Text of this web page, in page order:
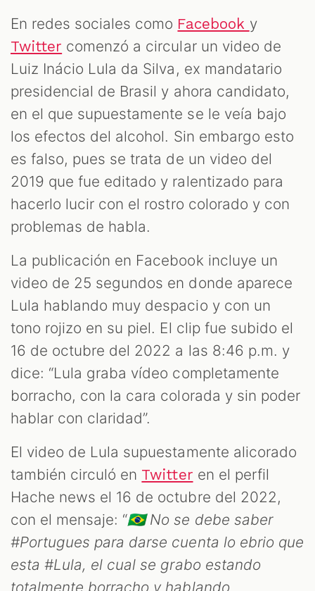
En redes sociales como Facebook y
Twitter comenzó a circular un video de
Luiz Inácio Lula da Silva, ex mandatario
presidencial de Brasil y ahora candidato,
en el que supuestamente se le veía bajo
los efectos del alcohol. Sin embargo esto
es falso, pues se trata de un video del
2019 que fue editado y ralentizado para
hacerlo lucir con el rostro colorado y con
problemas de habla.
La publicación en Facebook incluye un
video de 25 segundos en donde aparece
Lula hablando muy despacio y con un
tono rojizo en su piel. El clip fue subido el
16 de octubre del 2022 a las 8:46 p.m. y
dice: “Lula graba vídeo completamente
borracho, con la cara colorada y sin poder
hablar con claridad”.
El video de Lula supuestamente alicorado
también circuló en Twitter en el perfil
Hache news el 16 de octubre del 2022,
con el mensaje: “🇧🇷 No se debe saber
#Portugues para darse cuenta lo ebrio que
esta #Lula, el cual se grabo estando
totalmente borracho y hablando